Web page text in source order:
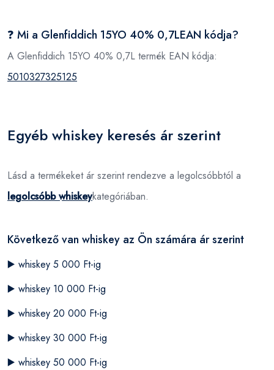
❓ Mi a Glenfiddich 15YO 40% 0,7LEAN kódja?
A Glenfiddich 15YO 40% 0,7L termék EAN kódja:
5010327325125
Egyéb whiskey keresés ár szerint
Lásd a termékeket ár szerint rendezve a legolcsóbbtól a
legolcsóbb whiskeykategóriában.
Következő van whiskey az Ön számára ár szerint
▶️ whiskey 5 000 Ft-ig
▶️ whiskey 10 000 Ft-ig
▶️ whiskey 20 000 Ft-ig
▶️ whiskey 30 000 Ft-ig
▶️ whiskey 50 000 Ft-ig